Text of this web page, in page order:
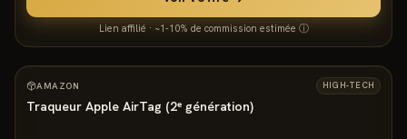
Lien affilié · ~1-10% de commission estimée ⓘ
3676° 7
AMAZON HIGH-TECH
Traqueur Apple AirTag (2ᵉ génération)